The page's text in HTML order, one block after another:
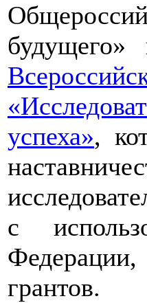
будущего»
успеха»,
с
грантов.